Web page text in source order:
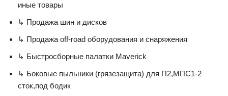
иные товары
↳ Продажа шин и дисков
↳ Продажа off-road оборудования и снаряжения
↳ Быстросборные палатки Maverick
↳ Боковые пыльники (грязезащита) для П2,МПС1-2
сток,под бодик